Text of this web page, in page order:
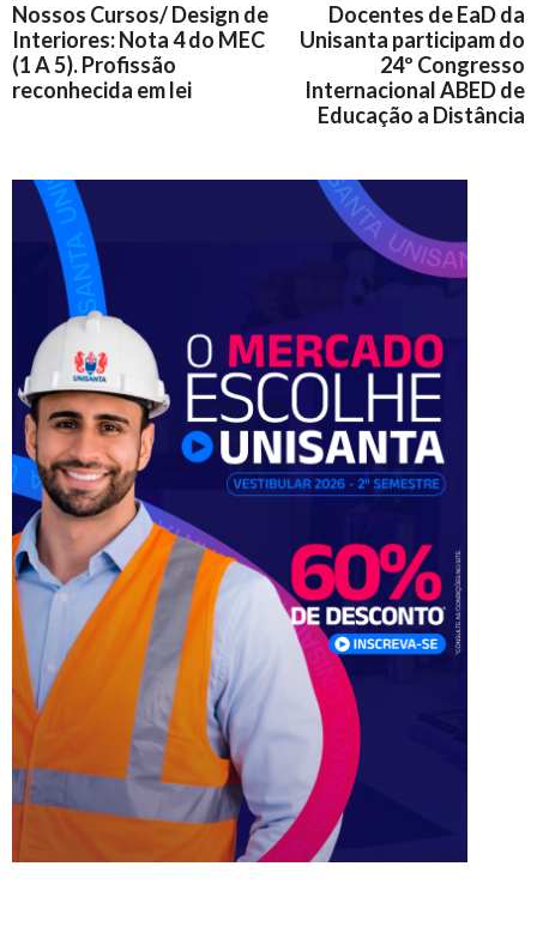
Nossos Cursos/ Design de
Interiores: Nota 4 do MEC
(1 A 5). Profissão
reconhecida em lei
Docentes de EaD da
Unisanta participam do
24º Congresso
Internacional ABED de
Educação a Distância